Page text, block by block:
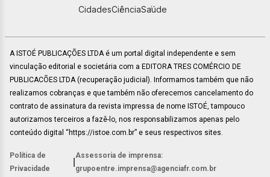
CidadesCiênciaSaúde
A ISTOÉ PUBLICAÇÕES LTDA é um portal digital independente e sem
vinculação editorial e societária com a EDITORA TRES COMÉRCIO DE
PUBLICACÕES LTDA (recuperação judicial). Informamos também que não
realizamos cobranças e que também não oferecemos cancelamento do
contrato de assinatura da revista impressa de nome ISTOÉ, tampouco
autorizamos terceiros a fazê-lo, nos responsabilizamos apenas pelo
conteúdo digital “https://istoe.com.br” e seus respectivos sites.
Política de
Privacidade
Assessoria de imprensa:
grupoentre.imprensa@agenciafr.com.br